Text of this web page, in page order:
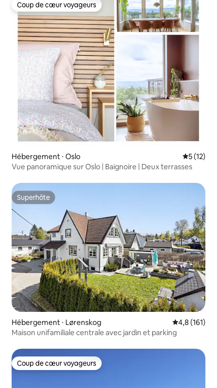
Coup de cœur voyageurs
Coup de cœur voyageurs
Hébergement ⋅ Oslo
5 (12)
Vue panoramique sur Oslo | Baignoire | Deux terrasses
Superhôte
Superhôte
Hébergement ⋅ Lørenskog Évaluation
4,8 (161)
Maison unifamiliale centrale avec jardin et parking
Coup de cœur voyageurs
Coup de cœur voyageurs